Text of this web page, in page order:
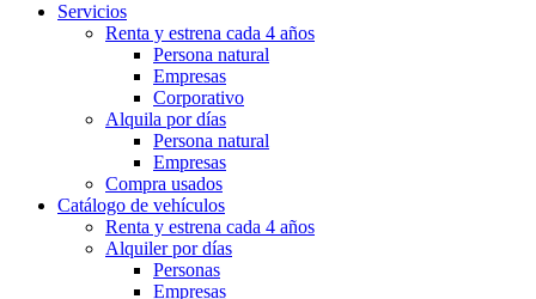
Servicios
Renta y estrena cada 4 años
Persona natural
Empresas
Corporativo
Alquila por días
Persona natural
Empresas
Compra usados
Catálogo de vehículos
Renta y estrena cada 4 años
Alquiler por días
Personas
Empresas